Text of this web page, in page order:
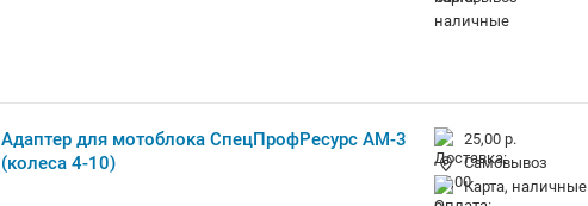
Адаптер для мотоблока СпецПрофРесурс АМ-3
(колеса 4-10)
25,00 р.
Самовывоз
карта, наличные